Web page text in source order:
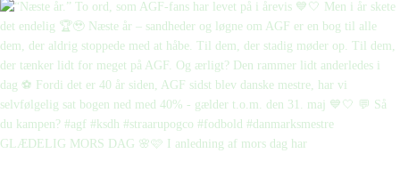
GLÆDELIG MORS DAG 🌸🩷 I anledning af mors dag har